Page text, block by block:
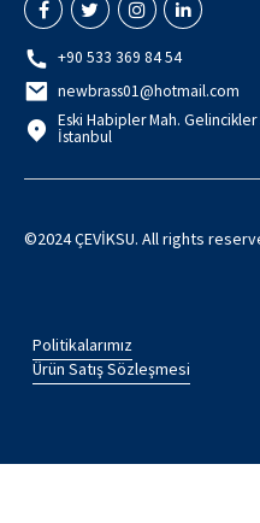
+90 533 369 84 54
newbrass01@hotmail.com
Eski Habipler Mah.
İstanbul
©2024 ÇEVİKSU. All rights
Politikalarımız
Ürün Satış Sözleşmesi